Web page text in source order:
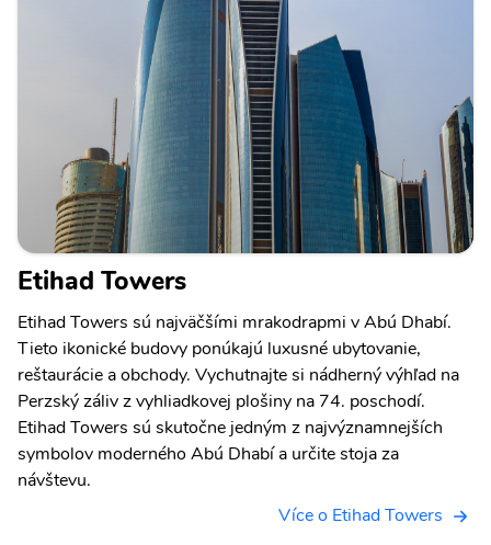
Etihad Towers
Etihad Towers sú najväčšími mrakodrapmi v Abú Dhabí.
Tieto ikonické budovy ponúkajú luxusné ubytovanie,
reštaurácie a obchody. Vychutnajte si nádherný výhľad na
Perzský záliv z vyhliadkovej plošiny na 74. poschodí.
Etihad Towers sú skutočne jedným z najvýznamnejších
symbolov moderného Abú Dhabí a určite stoja za
návštevu.
Více o Etihad Towers